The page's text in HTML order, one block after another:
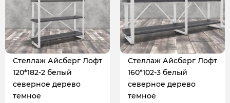
Стеллаж Айсберг Лофт
120*182-2 белый
северное дерево
темное
Стеллаж Айсберг Лофт
160*102-3 белый
северное дерево
темное